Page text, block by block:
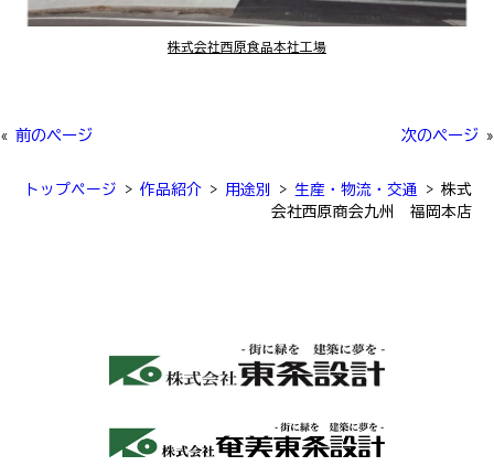
株式会社西原食品本社工場
« 前のページ 次のページ »
トップページ > 作品紹介 > 用途別 > 生産・物流・交通 > 株式
会社西原商会九州 福岡本店